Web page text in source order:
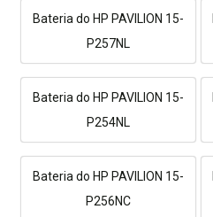
Bateria do HP PAVILION 15-
P257NL
Bateria do HP PAVILION 15-
P254NL
Bateria do HP PAVILION 15-
P256NC